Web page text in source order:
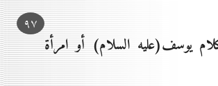
۹۷
يوسف(عليه السلام) أو امرأة